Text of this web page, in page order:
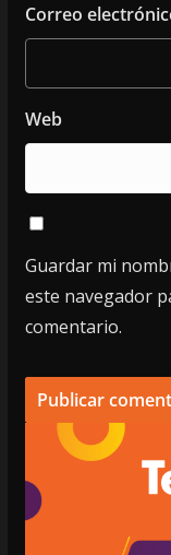
Correo
Web
Guardar mi
este navegador
comentario.